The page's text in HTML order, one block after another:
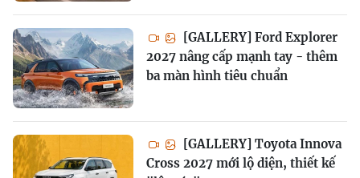
[GALLERY] Ford Explorer
2027 nâng cấp mạnh tay - thêm
ba màn hình tiêu chuẩn
[GALLERY] Toyota Innova
Cross 2027 mới lộ diện, thiết kế